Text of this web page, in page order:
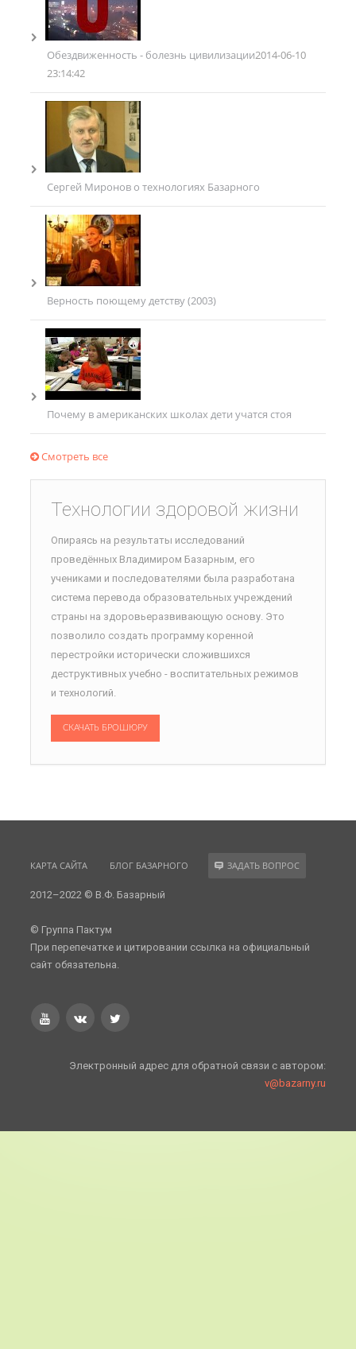
Обездвиженность - болезнь цивилизации2014-06-10
23:14:42
Сергей Миронов о технологиях Базарного
Верность поющему детству (2003)
Почему в американских школах дети учатся стоя
Смотреть все
Технологии здоровой жизни
Опираясь на результаты исследований
проведённых Владимиром Базарным, его
учениками и последователями была разработана
система перевода образовательных учреждений
страны на здоровьеразвивающую основу. Это
позволило создать программу коренной
перестройки исторически сложившихся
деструктивных учебно - воспитательных режимов
и технологий.
СКАЧАТЬ БРОШЮРУ
КАРТА САЙТА БЛОГ БАЗАРНОГО ЗАДАТЬ ВОПРОС
2012–2022 © В.Ф. Базарный
© Группа Пактум
При перепечатке и цитировании ссылка на официальный
сайт обязательна.
Электронный адрес для обратной связи с автором:
v@bazarny.ru